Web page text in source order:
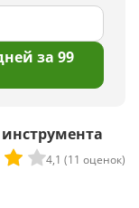
за 99
4,1 (11 оценок)